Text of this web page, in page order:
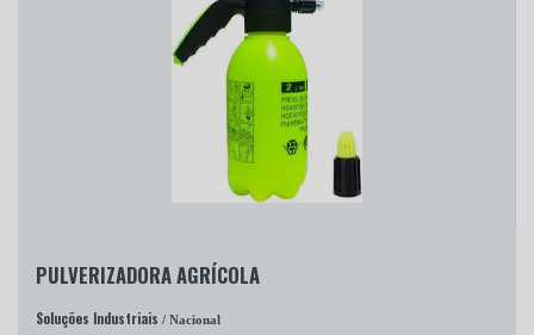
PULVERIZADORA AGRÍCOLA
Soluções Industriais / Nacional